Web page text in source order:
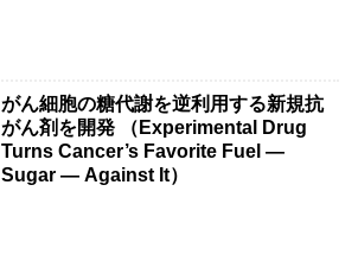
がん細胞の糖代謝を逆利用する新規抗
がん剤を開発 （Experimental Drug
Turns Cancer’s Favorite Fuel —
Sugar — Against It）